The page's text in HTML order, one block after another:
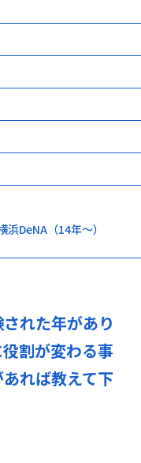
DeNA（14年～）
れた年があり
割が変わる事
れば教えて下